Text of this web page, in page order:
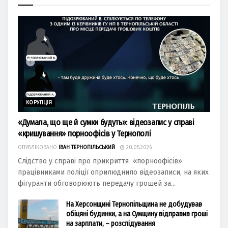
КОРУПЦІЯ
«Думала, що ще й сумки будуть»: відеозапис у справі
«кришування» порноофісів у Тернополі
ОПУБЛІКОВАНО ІВАН ТЕРНОПІЛЬСЬКИЙ 20.05.2026
Слідство у справі про прикриття «порноофісів»
працівниками поліції оприлюднило відеозаписи, на яких
фігуранти обговорюють передачу грошей за...
На Херсонщині Тернопільщина не добудував
обіцяні будинки, а на Сумщину відправив гроші
на зарплати, – розслідування